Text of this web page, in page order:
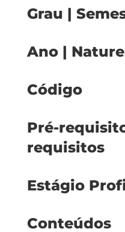
Grau |
Ano |
Código
Pré-
requisitos
Estágio
Conteúdos